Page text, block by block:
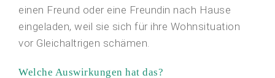
einen Freund oder eine Freundin nach Hause
eingeladen, weil sie sich für ihre Wohnsituation
vor Gleichaltrigen schämen.
Welche Auswirkungen hat das?